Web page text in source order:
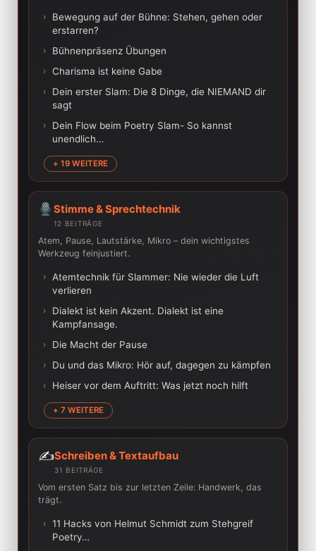
›
Bewegung auf der Bühne: Stehen, gehen oder
erstarren?
› Bühnenpräsenz Übungen
› Charisma ist keine Gabe
›
Dein erster Slam: Die 8 Dinge, die NIEMAND dir
sagt
›
Dein Flow beim Poetry Slam- So kannst
unendlich…
+ 19 WEITERE
Stimme & Sprechtechnik
12 BEITRÄGE
Atem, Pause, Lautstärke, Mikro – dein wichtigstes
Werkzeug feinjustiert.
›
Atemtechnik für Slammer: Nie wieder die Luft
verlieren
›
Dialekt ist kein Akzent. Dialekt ist eine
Kampfansage.
› Die Macht der Pause
› Du und das Mikro: Hör auf, dagegen zu kämpfen
› Heiser vor dem Auftritt: Was jetzt noch hilft
+ 7 WEITERE
✍️Schreiben & Textaufbau
31 BEITRÄGE
Vom ersten Satz bis zur letzten Zeile: Handwerk, das
trägt.
› 11 Hacks von Helmut Schmidt zum Stehgreif
Poetry…